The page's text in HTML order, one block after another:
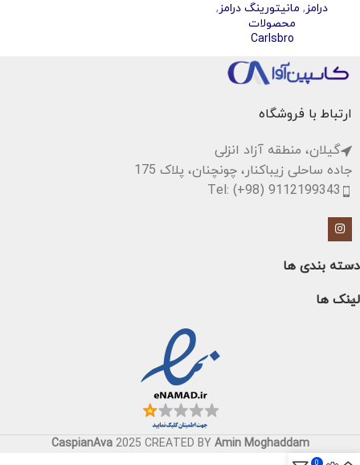
درامز, مانیتورینگ درامز,
محصولات
Carlsbro
ارتباط با فروشگاه
گیلان، منطقه آزاد انزلی
جاده ساحلی زیباکنار، چونچنان، پلاک 175
Tel: (+98) 9112199343
دسته بندی ها
لینک ها
CaspianAva 2025 CREATED BY Amin Moghaddam